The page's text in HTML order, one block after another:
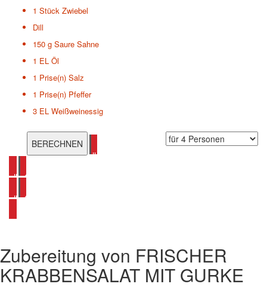
1 Stück Zwiebel
Dill
150 g Saure Sahne
1 EL Öl
1 Prise(n) Salz
1 Prise(n) Pfeffer
3 EL Weißweinessig
alle Krabbensalat Rezepte ansehen
alle Gurken Rezepte ansehen
alle Salat Rezepte ansehen
Zubereitung von FRISCHER
KRABBENSALAT MIT GURKE